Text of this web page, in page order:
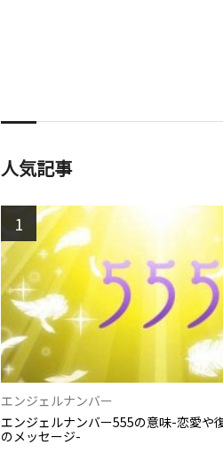
人気記事
1
エンジェルナンバー
エンジェルナンバー555の意味-恋愛や
のメッセージ-